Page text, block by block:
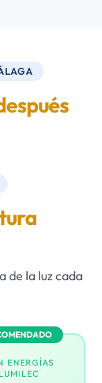
de la luz cada
ENERGÍAS
LUMILEC